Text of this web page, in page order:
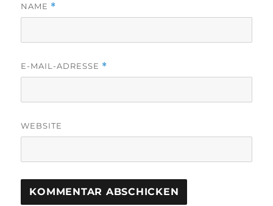
NAME *
E-MAIL-ADRESSE *
WEBSITE